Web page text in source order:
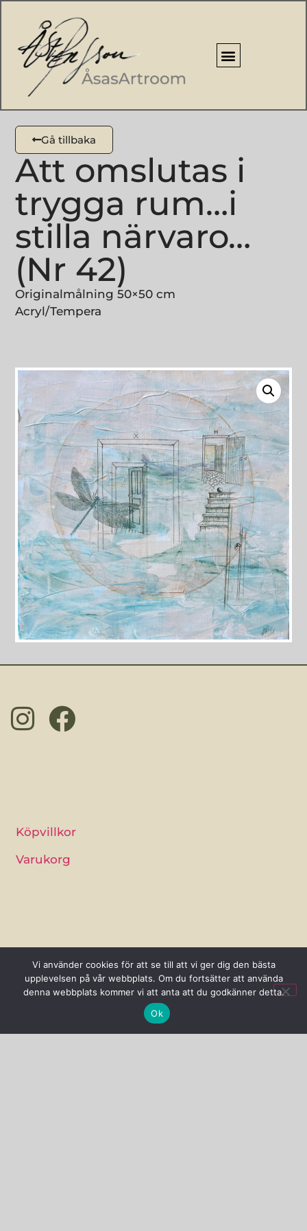
Gå tillbaka
Att omslutas i
trygga rum…i
stilla närvaro…
(Nr 42)
Originalmålning 50×50 cm
Acryl/Tempera
Åsa Persson
Tydinge 1277 J, 289 93 Broby
info@sjalsflode.se
Köpvillkor
Varukorg
Vi använder cookies för att se till att vi ger dig den bästa
upplevelsen på vår webbplats. Om du fortsätter att använda
denna webbplats kommer vi att anta att du godkänner detta.
Ok